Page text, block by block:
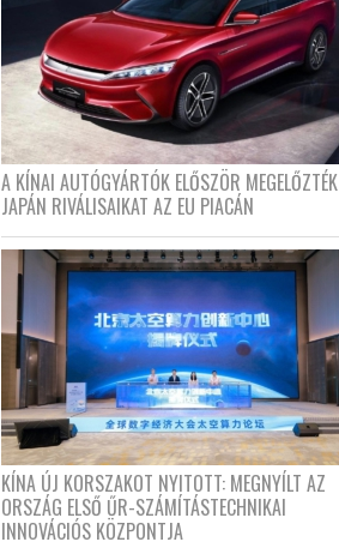
A KÍNAI AUTÓGYÁRTÓK ELŐSZÖR MEGELŐZTÉK
JAPÁN RIVÁLISAIKAT AZ EU PIACÁN
KÍNA ÚJ KORSZAKOT NYITOTT: MEGNYÍLT AZ
ORSZÁG ELSŐ ŰR-SZÁMÍTÁSTECHNIKAI
INNOVÁCIÓS KÖZPONTJA